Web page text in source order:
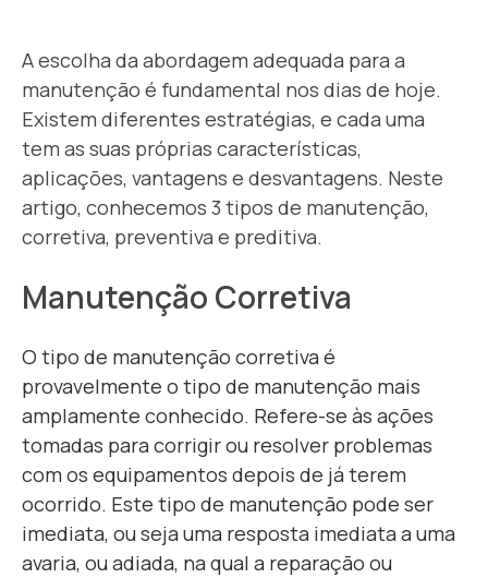
A escolha da abordagem adequada para a
manutenção é fundamental nos dias de hoje.
Existem diferentes estratégias, e cada uma
tem as suas próprias características,
aplicações, vantagens e desvantagens. Neste
artigo, conhecemos 3 tipos de manutenção,
corretiva, preventiva e preditiva.
Manutenção Corretiva
O tipo de manutenção corretiva é
provavelmente o tipo de manutenção mais
amplamente conhecido. Refere-se às ações
tomadas para corrigir ou resolver problemas
com os equipamentos depois de já terem
ocorrido. Este tipo de manutenção pode ser
imediata, ou seja uma resposta imediata a uma
avaria, ou adiada, na qual a reparação ou